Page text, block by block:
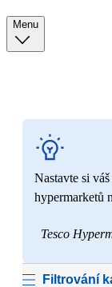
Menu
Nastavte si
hypermarketů
Tesco
Filtrování